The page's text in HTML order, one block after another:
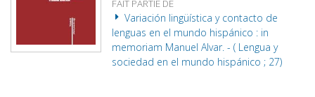
FAIT PARTIE DE
Variación lingüística y contacto de
lenguas en el mundo hispánico : in
memoriam Manuel Alvar. - ( Lengua y
sociedad en el mundo hispánico ; 27)